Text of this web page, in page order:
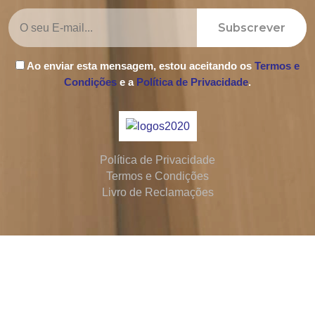
Subscrever
Ao enviar esta mensagem, estou aceitando os Termos e
Condições e a Política de Privacidade.
Política de Privacidade
Termos e Condições
Livro de Reclamações